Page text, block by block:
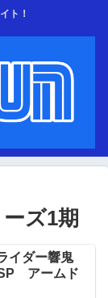
ト！
ズ1期
イダー響鬼
アームド